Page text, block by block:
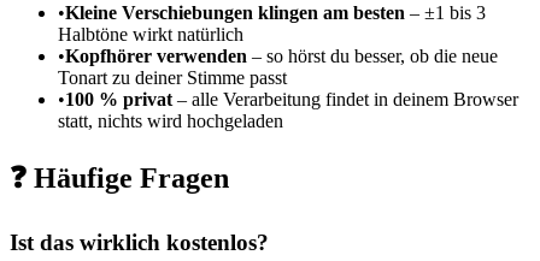
•Kleine Verschiebungen klingen am besten – ±1 bis 3
Halbtöne wirkt natürlich
•Kopfhörer verwenden – so hörst du besser, ob die neue
Tonart zu deiner Stimme passt
•100 % privat – alle Verarbeitung findet in deinem Browser
statt, nichts wird hochgeladen
❓ Häufige Fragen
Ist das wirklich kostenlos?